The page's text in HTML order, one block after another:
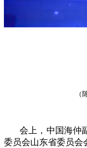
（
会上，中国海仲
委员会山东省委员会